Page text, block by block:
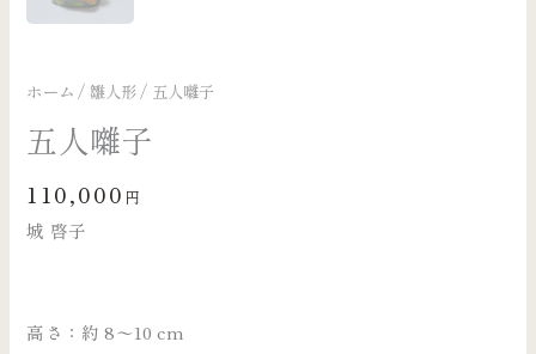
ホーム / 雛人形/ 五人囃子
五人囃子
110,000 円
城 啓子
高さ：約 8〜10 cm